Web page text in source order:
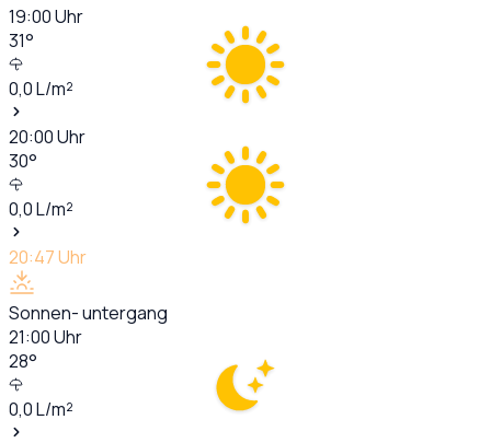
19:00Uhr
31°
0,0L/m²
20:00Uhr
30°
0,0L/m²
20:47Uhr
Sonnen- untergang
21:00Uhr
28°
0,0L/m²